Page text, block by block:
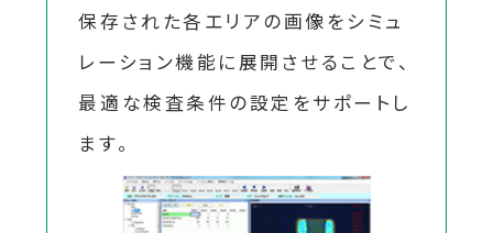
保存された各エリアの画像をシミュ
レーション機能に展開させることで、
最適な検査条件の設定をサポートし
ます。